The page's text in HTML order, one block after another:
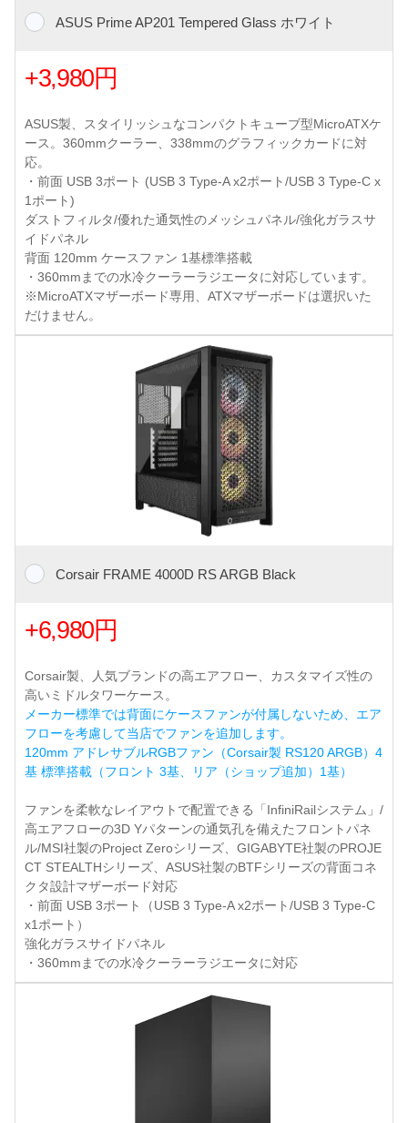
ASUS Prime AP201 Tempered Glass ホワイト
+3,980円
ASUS製、スタイリッシュなコンパクトキューブ型MicroATXケ
ース。360mmクーラー、338mmのグラフィックカードに対
応。
・前面 USB 3ポート (USB 3 Type-A x2ポート/USB 3 Type-C x
1ポート)
ダストフィルタ/優れた通気性のメッシュパネル/強化ガラスサ
イドパネル
背面 120mm ケースファン 1基標準搭載
・360mmまでの水冷クーラーラジエータに対応しています。
※MicroATXマザーボード専用、ATXマザーボードは選択いた
だけません。
Corsair FRAME 4000D RS ARGB Black
+6,980円
Corsair製、人気ブランドの高エアフロー、カスタマイズ性の
高いミドルタワーケース。
メーカー標準では背面にケースファンが付属しないため、エア
フローを考慮して当店でファンを追加します。
120mm アドレサブルRGBファン（Corsair製 RS120 ARGB）4
基 標準搭載（フロント 3基、リア（ショップ追加）1基）
ファンを柔軟なレイアウトで配置できる「InfiniRailシステム」/
高エアフローの3D Yパターンの通気孔を備えたフロントパネ
ル/MSI社製のProject Zeroシリーズ、GIGABYTE社製のPROJE
CT STEALTHシリーズ、ASUS社製のBTFシリーズの背面コネ
クタ設計マザーボード対応
・前面 USB 3ポート（USB 3 Type-A x2ポート/USB 3 Type-C
x1ポート）
強化ガラスサイドパネル
・360mmまでの水冷クーラーラジエータに対応